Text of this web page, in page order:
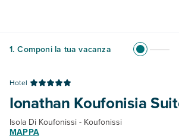
1. Componi la tua vacanza
Hotel
Ionathan Koufonisia
Isola Di Koufonissi - Koufonissi
MAPPA